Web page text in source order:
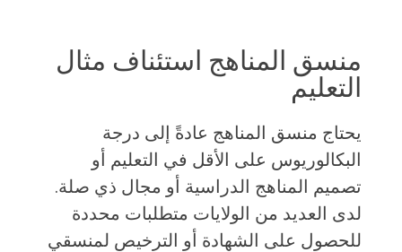
منسق المناهج استئناف مثال
التعليم
يحتاج منسق المناهج عادةً إلى درجة
البكالوريوس على الأقل في التعليم أو
تصميم المناهج الدراسية أو مجال ذي صلة.
لدى العديد من الولايات متطلبات محددة
للحصول على الشهادة أو الترخيص لمنسقي